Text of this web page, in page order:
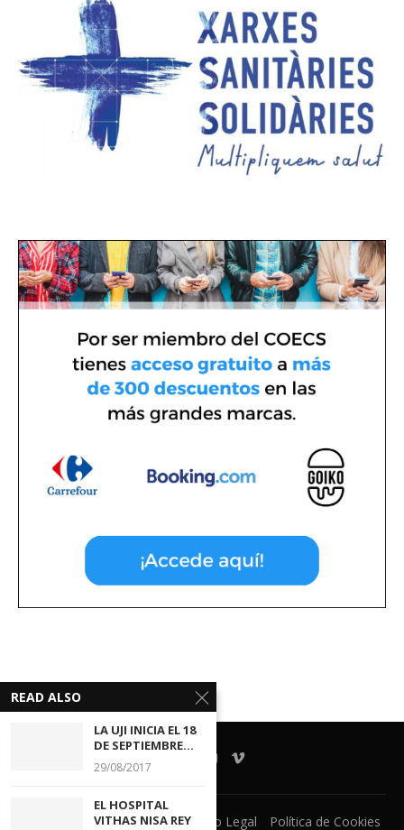
Ventanilla Unica CECOVA Aviso Legal Política de Cookies
READ ALSO
LA UJI INICIA EL 18
DE SEPTIEMBRE...
29/08/2017
EL HOSPITAL
VITHAS NISA REY